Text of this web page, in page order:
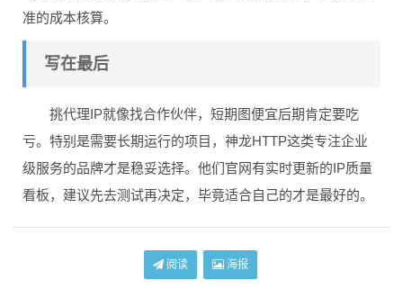
准的成本核算。
写在最后
挑代理IP就像找合作伙伴，短期图便宜后期肯定要吃
亏。特别是需要长期运行的项目，神龙HTTP这类专注企业
级服务的品牌才是稳妥选择。他们官网有实时更新的IP质量
看板，建议先去测试再决定，毕竟适合自己的才是最好的。
阅读 海报